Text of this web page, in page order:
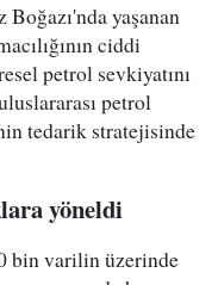
yaşanan
ciddi
petrol sevkiyatını
petrol
tedarik stratejisinde
yöneldi
bin varilin üzerinde